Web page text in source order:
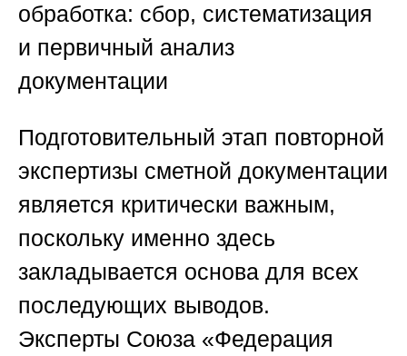
обработка: сбор, систематизация
и первичный анализ
документации
Подготовительный этап повторной
экспертизы сметной документации
является критически важным,
поскольку именно здесь
закладывается основа для всех
последующих выводов.
Эксперты Союза «Федерация